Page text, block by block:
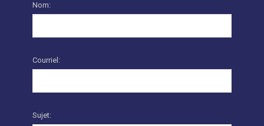
Nom:
Courriel:
Sujet: